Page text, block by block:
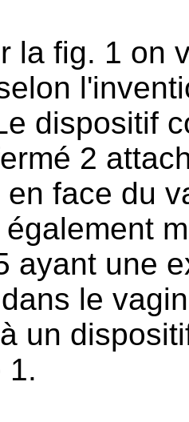
la fig. 1 on
dispositif
2
face du
ayant une
le
un
1.